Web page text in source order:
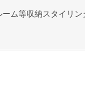
ム等収納スタイリン